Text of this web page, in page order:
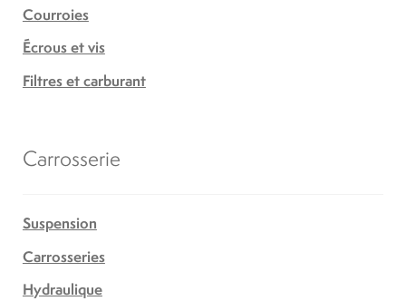
Courroies
Écrous et vis
Filtres et carburant
Carrosserie
Suspension
Carrosseries
Hydraulique